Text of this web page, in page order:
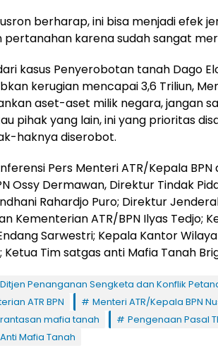
berharap, ini bisa menjadi efek
pertanahan karena sudah sangat
kasus Penyerobotan tanah Dago
kerugian mencapai 3,6 Triliun,
aset-aset milik negara, jangan
pihak yang lain, ini yang prioritas
haknya diserobot.
Pers Menteri ATR/Kepala
Ossy Dermawan, Direktur Tindak
Rahardjo Puro; Direktur
Kementerian ATR/BPN Ilyas Tedjo;
Sarwestri; Kepala Kantor
Ketua Tim satgas anti Mafia Tanah
Ditjen Penanganan Sengketa dan Konflik
ATR BPN
Menteri ATR/Kepala BPN
mafia tanah
Pengenaan Pasal
Mafia Tanah